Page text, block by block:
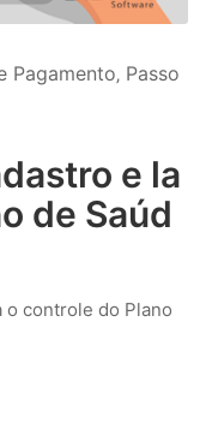
Pagamento‚ Passo
e la
de Saúd
controle do Plano